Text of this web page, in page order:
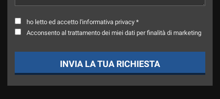
ho letto ed accetto l'informativa privacy *
Acconsento al trattamento dei miei dati per finalità di marketing
INVIA LA TUA RICHIESTA